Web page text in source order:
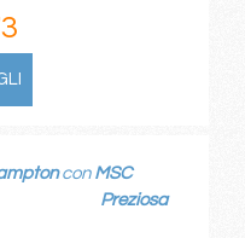
con MSC
Preziosa